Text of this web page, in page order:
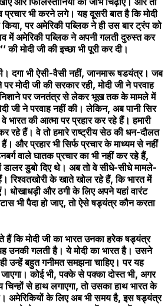
भी करने लगे। यह दूसरी बात है कि मोदी
किया, पर अमेरिकी पब्लिक ने ही उस बार ट्रंप को
में अमेरिकी पब्लिक ने अपनी गलती दुरुस्त कर
की मोदी जी की इच्छा भी पूरी कर दी।
दगा भी ऐसी-वैसी नहीं, जानमारू षडयंत्र। जब
मोदी जी की सरकार रही, मोदी जी ने परवाह
पर जनतंत्र से लेकर भूख तक के मामले में
जी ने परवाह नहीं की। लेकिन, अब पानी सिर
की आत्मा पर प्रहार कर रहे हैं। हमारी
रहे हैं। वे तो हमारे राष्ट्रीय सेठ की धन-दौलत
और प्रहार भी सिर्फ प्रचार के माध्यम से नहीं
वाले घातक प्रचार का भी नहीं कर रहे हैं,
डालर डुबो दिए थे। अब तो वे सीधे-सीधे मामले-
रिश्वतखोरी के खाते खोल रहे हैं, कि भारत में
धोखाधड़ी और ठगी के लिए अपने यहां वारंट
भी पैदा हो जाए, तो ऐसे षड्यंत्र कौन करता
हैं कि मोदी जी का भारत उनका हरेक षड्यंत्र
उनकी गलती है। ये मोदी का भारत है। उसने
उन्हें बहुत गनीमत समझना चाहिए। पर यह
कोई भी, पक्के से पक्का दोस्त भी, अगर
चिन्हों से हाथ लगाएगा, तो उसका हाथ भारत के
अमेरिकियों के लिए अब भी समय है, इस षड्यंत्र